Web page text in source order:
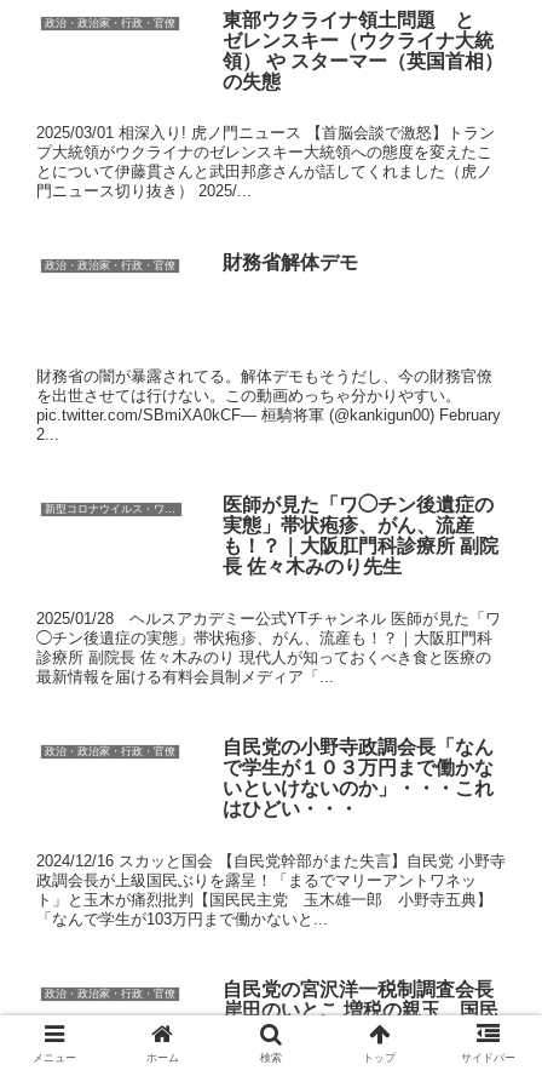
政治・政治家・行政・官僚
東部ウクライナ領土問題 と
ゼレンスキー（ウクライナ大統
領） や スターマー（英国首相）
の失態
2025/03/01 相深入り! 虎ノ門ニュース 【首脳会談で激怒】トラン
プ大統領がウクライナのゼレンスキー大統領への態度を変えたこ
とについて伊藤貫さんと武田邦彦さんが話してくれました（虎ノ
門ニュース切り抜き） 2025/...
政治・政治家・行政・官僚 財務省解体デモ
財務省の闇が暴露されてる。解体デモもそうだし、今の財務官僚
を出世させては行けない。この動画めっちゃ分かりやすい。
pic.twitter.com/SBmiXA0kCF— 桓騎将軍 (@kankigun00) February
2...
医師が見た「ワ◯チン後遺症の
実態」帯状疱疹、がん、流産
も！？｜大阪肛門科診療所 副院
長 佐々木みのり先生
2025/01/28 ヘルスアカデミー公式YTチャンネル 医師が見た「ワ
◯チン後遺症の実態」帯状疱疹、がん、流産も！？｜大阪肛門科
診療所 副院長 佐々木みのり 現代人が知っておくべき食と医療の
最新情報を届ける有料会員制メディア「...
政治・政治家・行政・官僚
自民党の小野寺政調会長「なん
で学生が１０３万円まで働かな
いといけないのか」・・・これ
はひどい・・・
2024/12/16 スカッと国会 【自民党幹部がまた失言】自民党 小野寺
政調会長が上級国民ぶりを露呈！「まるでマリーアントワネッ
ト」と玉木が痛烈批判【国民民主党 玉木雄一郎 小野寺五典】
「なんで学生が103万円まで働かないと...
政治・政治家・行政・官僚
自民党の宮沢洋一税制調査会長
岸田のいとこ 増税の親玉 国民
の敵 増税も年金改悪も やりた
い放題
メニュー ホーム 検索 トップ サイドバー